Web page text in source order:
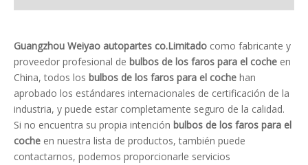
Guangzhou Weiyao autopartes co.Limitado como fabricante y
proveedor profesional de bulbos de los faros para el coche en
China, todos los bulbos de los faros para el coche han
aprobado los estándares internacionales de certificación de la
industria, y puede estar completamente seguro de la calidad.
Si no encuentra su propia intención bulbos de los faros para el
coche en nuestra lista de productos, también puede
contactarnos, podemos proporcionarle servicios